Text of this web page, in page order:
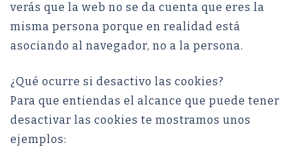
verás que la web no se da cuenta que eres la
misma persona porque en realidad está
asociando al navegador, no a la persona.
¿Qué ocurre si desactivo las cookies?
Para que entiendas el alcance que puede tener
desactivar las cookies te mostramos unos
ejemplos: